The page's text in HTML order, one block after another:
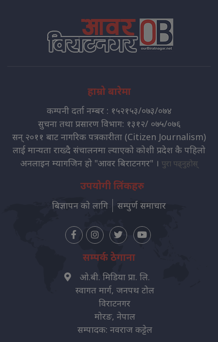
हाम्रो बारेमा
कम्पनी दर्ता नम्बर : १५२१५३/०७३/०७४
सुचना तथा प्रसारण विभाग: १३१२/ ०७५/०७६
सन् २०११ बाट नागरिक पत्रकारीता (Citizen Journalism)
लाई मान्यता राख्दै संचालनमा ल्याएको कोशी प्रदेश कै पहिलो
अनलाइन म्यागजिन हो "आवर बिराटनगर" । पुरा पढ्नुहोस्
उपयोगी लिंकहरु
बिज्ञापन को लागि सम्पुर्ण समाचार
सम्पर्क ठेगाना
ओ.बी. मिडिया प्रा. लि.
स्वागत मार्ग, जनपथ टोल
विराटनगर
मोरङ, नेपाल
सम्पादक: नवराज कट्टेल